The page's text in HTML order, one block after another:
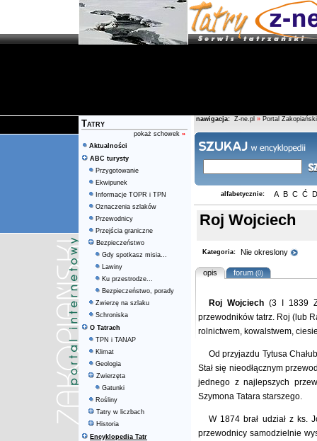
Tatry
pokaż schowek »
Aktualności
ABC turysty
Przygotowanie
Ekwipunek
Informacje TOPR i TPN
Oznaczenia szlaków
Przewodnicy
Przejścia graniczne
Bezpieczeństwo
Gdy spotkasz misia...
Lawiny
Ku przestrodze...
Bezpieczeństwo, porady
Zwierzę na szlaku
Schroniska
O Tatrach
TPN i TANAP
Klimat
Geologia
Zwierzęta
Gatunki
Rośliny
Tatry w liczbach
Historia
Encyklopedia Tatr
nawigacja: Z-ne.pl » Portal Zakopiański
alfabetycznie: A B C Ć D
Roj Wojciech
Kategoria: Nie okreslony
opis forum(0)
Roj Wojciech(3 I 1839
przewodników tatrz. Roj (lub
rolnictwem, kowalstwem,
Od przyjazdu Tytusa
Stał się nieodłącznym
jednego z najlepszych
Szymona Tatara starszego.
W 1874 brał udział z ks.
przewodnicy samodzielnie